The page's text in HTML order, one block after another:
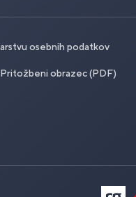
osebnih podatkov
Pritožbeni obrazec (PDF)